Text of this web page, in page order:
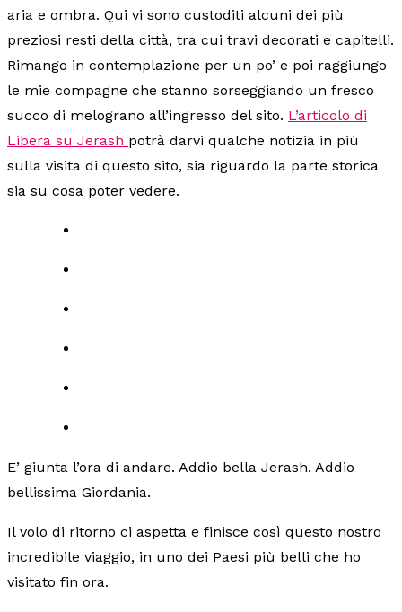
aria e ombra. Qui vi sono custoditi alcuni dei più
preziosi resti della città, tra cui travi decorati e capitelli.
Rimango in contemplazione per un po’ e poi raggiungo
le mie compagne che stanno sorseggiando un fresco
succo di melograno all’ingresso del sito. L’articolo di
Libera su Jerash potrà darvi qualche notizia in più
sulla visita di questo sito, sia riguardo la parte storica
sia su cosa poter vedere.
E’ giunta l’ora di andare. Addio bella Jerash. Addio
bellissima Giordania.
Il volo di ritorno ci aspetta e finisce così questo nostro
incredibile viaggio, in uno dei Paesi più belli che ho
visitato fin ora.